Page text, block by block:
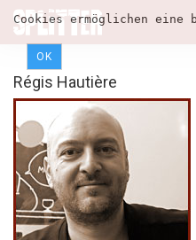
Cookies ermöglichen
OK
Régis Hautière